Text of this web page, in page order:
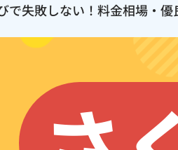
で失敗しない！料金相場・